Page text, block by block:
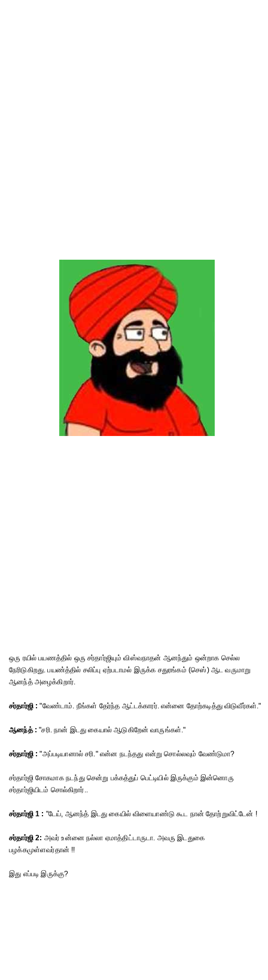
ஒரு ரயில் பயணத்தில் ஒரு சர்தார்ஜியும் விஸ்வநாதன் ஆனந்தும் ஒன்றாக செல்ல
நேரிடுகிறது. பயண்த்தில் சலிப்பு ஏற்படாமல் இருக்க சதுரங்கம் (செஸ்) ஆட வருமாறு
ஆனந்த் அழைக்கிறார்.
சர்தார்ஜி : "வேண்டாம். நீங்கள் தேர்ந்த ஆட்டக்காரர். என்னை தோற்கடித்து விடுவீர்கள்."
ஆனந்த் : "சரி. நான் இடது கையால் ஆடுகிறேன் வாருங்கள்."
சர்தார்ஜி : "அப்படியானால் சரி." என்ன நடந்தது என்று சொல்லவும் வேண்டுமா?
சர்தார்ஜி சோகமாக நடந்து சென்று பக்கத்துப் பெட்டியில் இருக்கும் இன்னொரு
சர்தார்ஜியிடம் சொல்கிறார்..
சர்தார்ஜி 1 : "டேய், ஆனந்த் இடது கையில் விளையாண்டு கூட நான் தோற்றுவிட்டேன் !
சர்தார்ஜி 2: அவர் உன்னை நல்லா ஏமாத்திட்டாருடா. அவரு இடதுகை
பழக்கமுள்ளவர்தான் !!
இது எப்படி இருக்கு?